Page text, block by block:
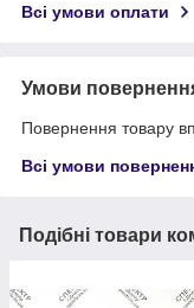
Всі умови оплати
Умови
Повернення товару
Всі умови
Подібні товари